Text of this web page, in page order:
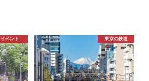
イベント 東京の鉄道